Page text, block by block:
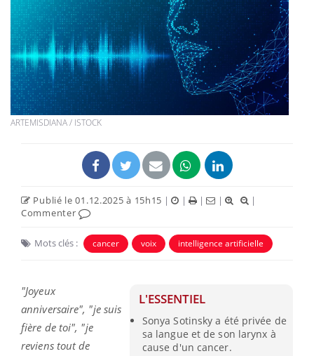
ARTEMISDIANA / ISTOCK
Publié le 01.12.2025 à 15h15 | | | |
|
Commenter
Mots clés : cancer voix intelligence artificielle
L'ESSENTIEL
Sonya Sotinsky a été privée de
sa langue et de son larynx à
cause d'un cancer.
"Joyeux
anniversaire", "je suis
fière de toi", "je
reviens tout de